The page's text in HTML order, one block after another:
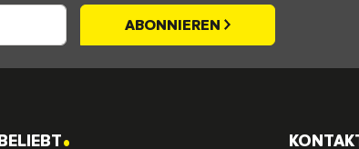
ABONNIEREN
BELIEBT.